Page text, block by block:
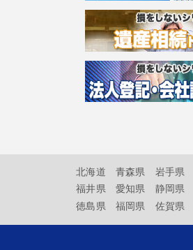
北海道 青森県 岩手県
福井県
愛知県 静岡県
徳島県
福岡県 佐賀県